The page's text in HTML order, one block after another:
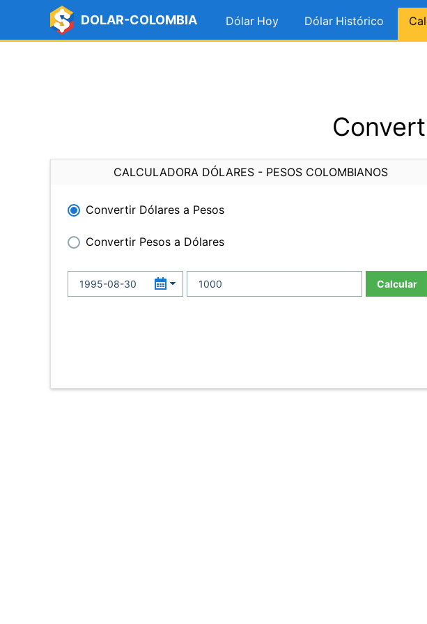
DOLAR-COLOMBIA Dólar Hoy Dólar Histórico
CALCULADORA DÓLARES - PESOS COLOMBIANOS
Convertir Dólares a Pesos
Convertir Pesos a Dólares
Calcular